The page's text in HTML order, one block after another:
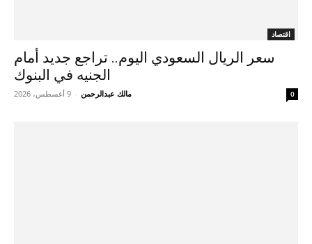
اقتصاد
سعر الريال السعودي اليوم.. تراجع جديد أمام
الجنيه في البنوك
مالك عبدالرحمن - 9 أغسطس، 2026 0